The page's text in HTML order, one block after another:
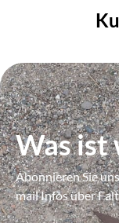
Was ist
Abonnieren Sie
mail Infos über